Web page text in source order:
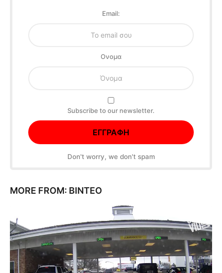
Email:
Oνομα
Subscribe to our newsletter.
Don't worry, we don't spam
MORE FROM: ΒΊΝΤΕΟ